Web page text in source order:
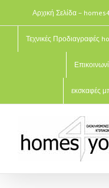
Αρχική Σελίδα –
Τεχνικές Προδιαγραφές
εκσκαφές